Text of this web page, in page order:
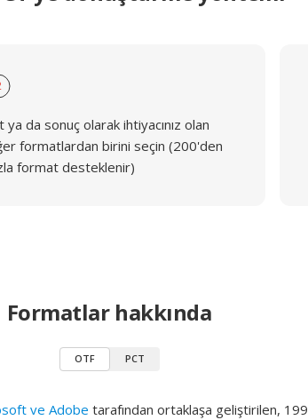
ya da sonuç olarak ihtiyacınız olan
formatlardan birini seçin (200'den
format desteklenir)
Formatlar hakkında
OTF PCT
ve Adobe tarafından ortaklaşa geliştirilen,